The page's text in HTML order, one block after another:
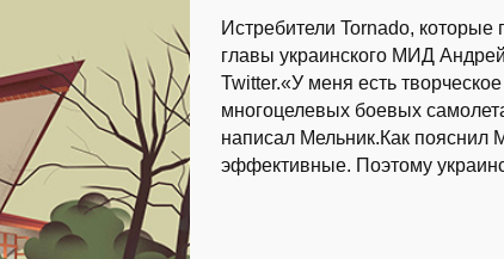
Истребители Tornado, которые
главы украинского МИД
Twitter.«У меня есть
многоцелевых боевых
написал Мельник.Как пояснил
эффективные. Поэтому